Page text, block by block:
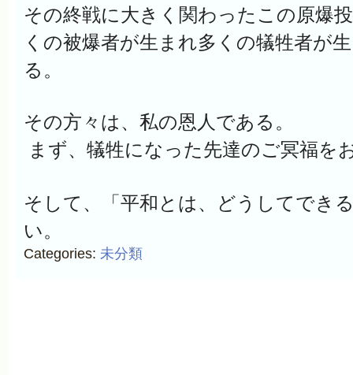
その終戦に大きく関わったこの原爆
くの被爆者が生まれ多くの犠牲者が
る。
その方々は、私の恩人である。
まず、犠牲になった先達のご冥福を
そして、「平和とは、どうしてでき
い。
Categories: 未分類